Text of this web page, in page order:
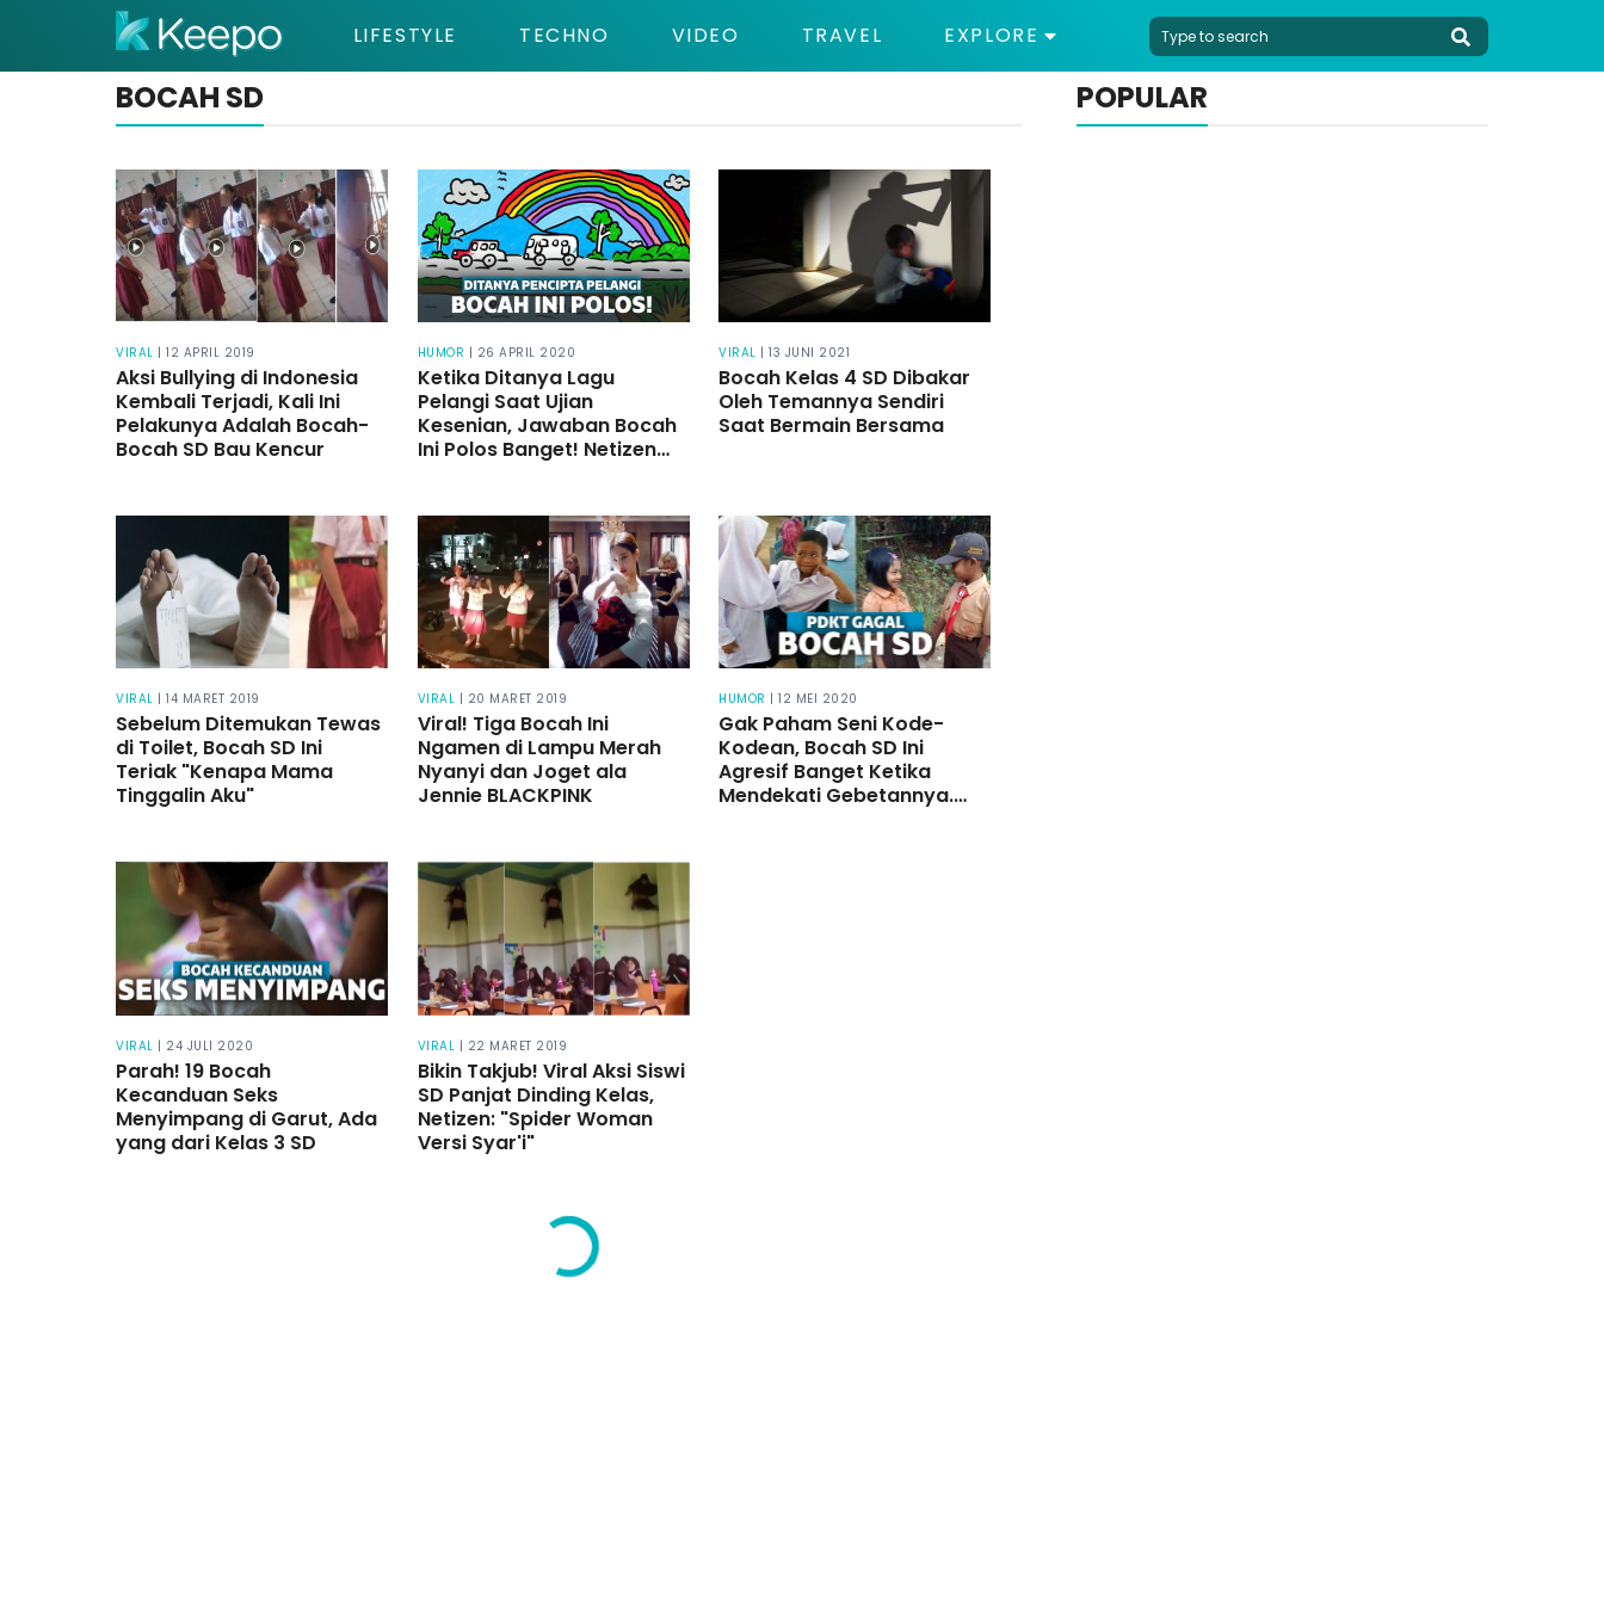
LIFESTYLE TECHNO VIDEO TRAVEL EXPLORE
BOCAH SD
VIRAL | 12 APRIL 2019
Aksi Bullying di Indonesia
Kembali Terjadi, Kali Ini
Pelakunya Adalah Bocah-
Bocah SD Bau Kencur
HUMOR | 26 APRIL 2020
Ketika Ditanya Lagu
Pelangi Saat Ujian
Kesenian, Jawaban Bocah
Ini Polos Banget! Netizen
VIRAL | 13 JUNI 2021
Bocah Kelas 4 SD Dibakar
Oleh Temannya Sendiri
Saat Bermain Bersama
VIRAL | 14 MARET 2019
Sebelum Ditemukan Tewas
di Toilet, Bocah SD Ini
Teriak "Kenapa Mama
Tinggalin Aku"
VIRAL | 20 MARET 2019
Viral! Tiga Bocah Ini
Ngamen di Lampu Merah
Nyanyi dan Joget ala
Jennie BLACKPINK
HUMOR | 12 MEI 2020
Gak Paham Seni Kode-
Kodean, Bocah SD Ini
Agresif Banget Ketika
Mendekati Gebetannya.
VIRAL | 24 JULI 2020
Parah! 19 Bocah
Kecanduan Seks
Menyimpang di Garut, Ada
yang dari Kelas 3 SD
VIRAL | 22 MARET 2019
Bikin Takjub! Viral Aksi Siswi
SD Panjat Dinding Kelas,
Netizen: "Spider Woman
Versi Syar'i"
POPULAR